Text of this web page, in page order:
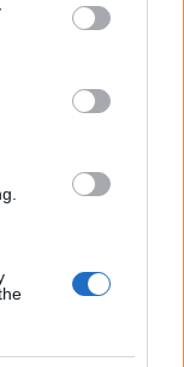
hatte der
noch anders